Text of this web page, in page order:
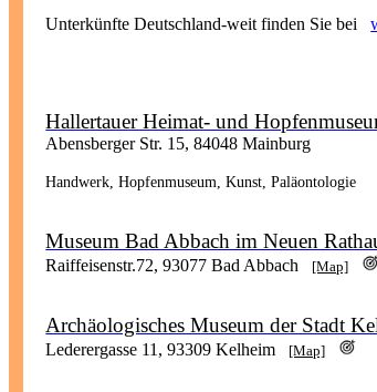
Unterkünfte Deutschland-weit finden Sie bei
Hallertauer Heimat- und
Abensberger Str. 15, 84048 Mainburg
Handwerk, Hopfenmuseum, Kunst, Paläontologie
Museum Bad Abbach im Neuen
Raiffeisenstr.72, 93077 Bad Abbach [Map]
Archäologisches Museum der Stadt
Lederergasse 11, 93309 Kelheim [Map]